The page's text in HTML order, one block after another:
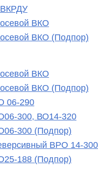
ВКО
ВКО (Подпор)
ВКО
ВКО (Подпор)
06-290
300, ВО14-320
300 (Подпор)
ВРО 14-300
188 (Подпор)